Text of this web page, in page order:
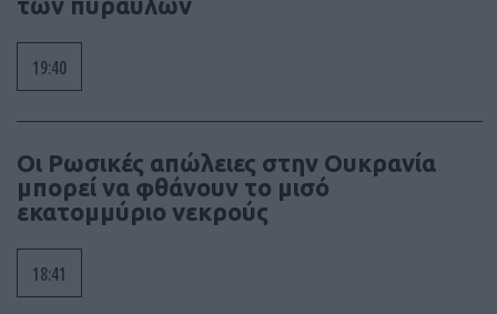
19:40
Οι Ρωσικές απώλειες στην Ουκρανία
μπορεί να φθάνουν το μισό
εκατομμύριο νεκρούς
18:41